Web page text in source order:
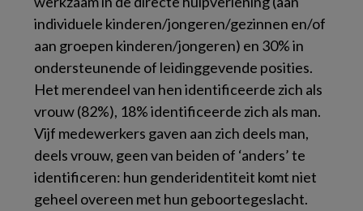
individuele kinderen/jongeren/gezinnen en/of
aan groepen kinderen/jongeren) en 30% in
ondersteunende of leidinggevende posities.
Het merendeel van hen identificeerde zich als
vrouw (82%), 18% identificeerde zich als man.
Vijf medewerkers gaven aan zich deels man,
deels vrouw, geen van beiden of ‘anders’ te
identificeren: hun genderidentiteit komt niet
geheel overeen met hun geboortegeslacht.